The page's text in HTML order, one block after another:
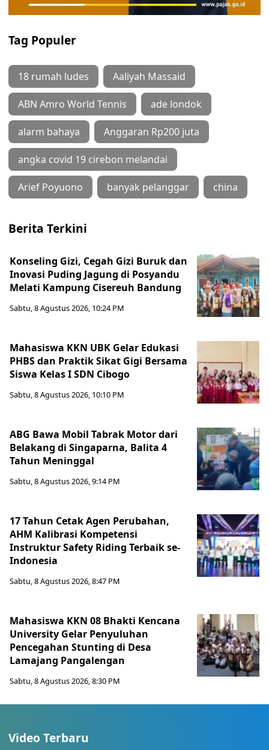
Tag Populer
18 rumah ludes Aaliyah Massaid
ABN Amro World Tennis ade londok
alarm bahaya Anggaran Rp200 juta
angka covid 19 cirebon melandai
Arief Poyuono banyak pelanggar china
Berita Terkini
Konseling Gizi, Cegah Gizi Buruk dan
Inovasi Puding Jagung di Posyandu
Melati Kampung Cisereuh Bandung
Sabtu, 8 Agustus 2026, 10:24 PM
Mahasiswa KKN UBK Gelar Edukasi
PHBS dan Praktik Sikat Gigi Bersama
Siswa Kelas I SDN Cibogo
Sabtu, 8 Agustus 2026, 10:10 PM
ABG Bawa Mobil Tabrak Motor dari
Belakang di Singaparna, Balita 4
Tahun Meninggal
Sabtu, 8 Agustus 2026, 9:14 PM
17 Tahun Cetak Agen Perubahan,
AHM Kalibrasi Kompetensi
Instruktur Safety Riding Terbaik se-
Indonesia
Sabtu, 8 Agustus 2026, 8:47 PM
Mahasiswa KKN 08 Bhakti Kencana
University Gelar Penyuluhan
Pencegahan Stunting di Desa
Lamajang Pangalengan
Sabtu, 8 Agustus 2026, 8:30 PM
Video Terbaru